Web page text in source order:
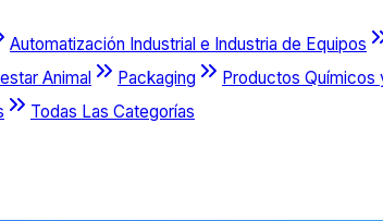
Automatización Industrial e Industria de Equipos
Animal Packaging Productos Químicos
Todas Las Categorías